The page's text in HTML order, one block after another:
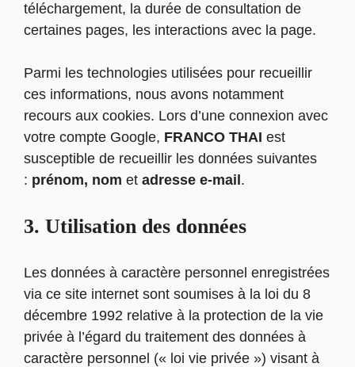
téléchargement, la durée de consultation de
certaines pages, les interactions avec la page.
Parmi les technologies utilisées pour recueillir
ces informations, nous avons notamment
recours aux cookies. Lors d’une connexion avec
votre compte Google, FRANCO THAI est
susceptible de recueillir les données suivantes
: prénom, nom et adresse e-mail.
3. Utilisation des données
Les données à caractère personnel enregistrées
via ce site internet sont soumises à la loi du 8
décembre 1992 relative à la protection de la vie
privée à l’égard du traitement des données à
caractère personnel (« loi vie privée ») visant à